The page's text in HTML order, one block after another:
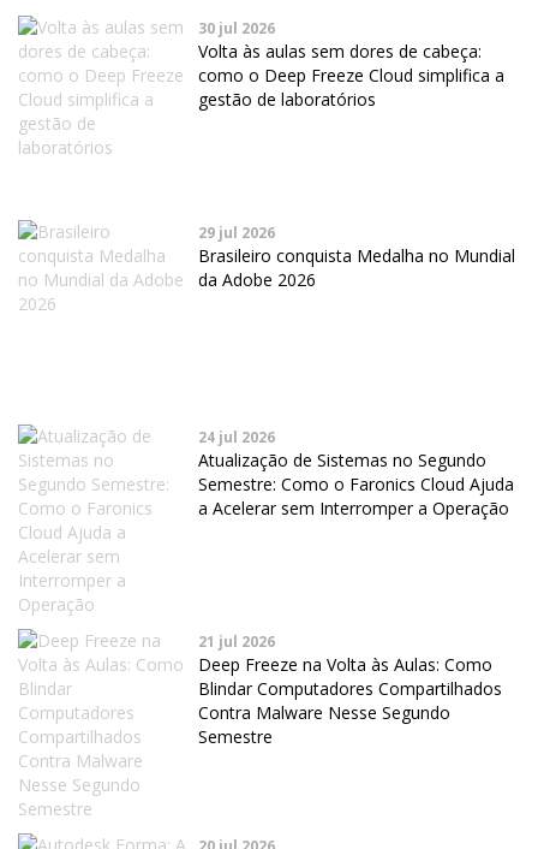
30 jul 2026
Volta às aulas sem dores de cabeça:
como o Deep Freeze Cloud simplifica a
gestão de laboratórios
29 jul 2026
Brasileiro conquista Medalha no Mundial
da Adobe 2026
24 jul 2026
Atualização de Sistemas no Segundo
Semestre: Como o Faronics Cloud Ajuda
a Acelerar sem Interromper a Operação
21 jul 2026
Deep Freeze na Volta às Aulas: Como
Blindar Computadores Compartilhados
Contra Malware Nesse Segundo
Semestre